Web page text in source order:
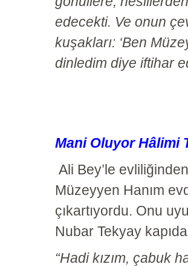
edecekti. Ve onun
kuşakları: ‘Ben
dinledim diye iftihar
Mani Oluyor Hâlimi
Ali Bey’le
Müzeyyen Hanım
çıkartıyordu. Onu
Nubar Tekyay
“Hadi kızım, çabuk